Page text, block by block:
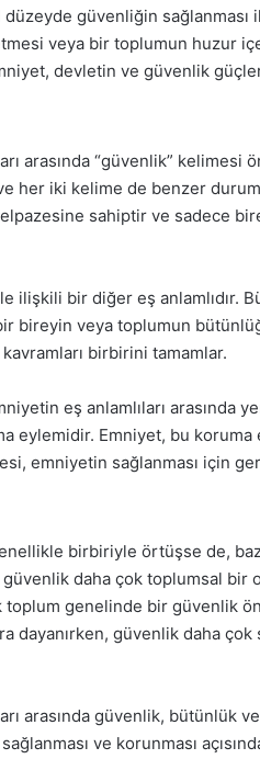
güvenliğin
veya bir toplumun huzur
devletin ve güvenlik
arasında “güvenlik” kelimesi
her iki kelime de benzer
sahiptir ve sadece
ilişkili bir diğer eş anlamlıdır.
bireyin veya toplumun
birbirini tamamlar.
eş anlamlıları arasında
eylemidir. Emniyet, bu koruma
emniyetin sağlanması için
birbiriyle örtüşse de,
daha çok toplumsal
genelinde bir güvenlik
dayanırken, güvenlik daha
arasında güvenlik, bütünlük
ve korunması